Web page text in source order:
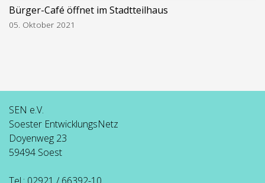
Bürger-Café öffnet im Stadtteilhaus
05. Oktober 2021
SEN e.V.
Soester EntwicklungsNetz
Doyenweg 23
59494 Soest